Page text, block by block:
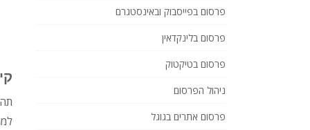
פרסום בפייסבוק ובאינסטגרם
פרסום בלינקדאין
פרסום בטיקטוק
ניהול הפרסום
פרסום אתרים בגוגל